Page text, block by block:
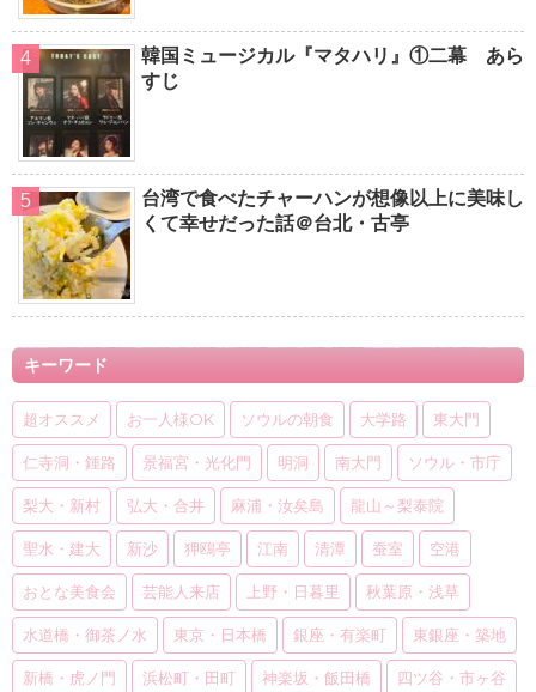
韓国ミュージカル『マタハリ』①二幕 あら
すじ
台湾で食べたチャーハンが想像以上に美味し
くて幸せだった話＠台北・古亭
キーワード
超オススメ お一人様OK ソウルの朝食 大学路 東大門
仁寺洞・鍾路 景福宮・光化門 明洞 南大門 ソウル・市庁
梨大・新村 弘大・合井 麻浦・汝矣島 龍山～梨泰院
聖水・建大 新沙 狎鴎亭 江南 清潭 蚕室 空港
おとな美食会 芸能人来店 上野・日暮里 秋葉原・浅草
水道橋・御茶ノ水 東京・日本橋 銀座・有楽町 東銀座・築地
新橋・虎ノ門 浜松町・田町 神楽坂・飯田橋 四ツ谷・市ヶ谷